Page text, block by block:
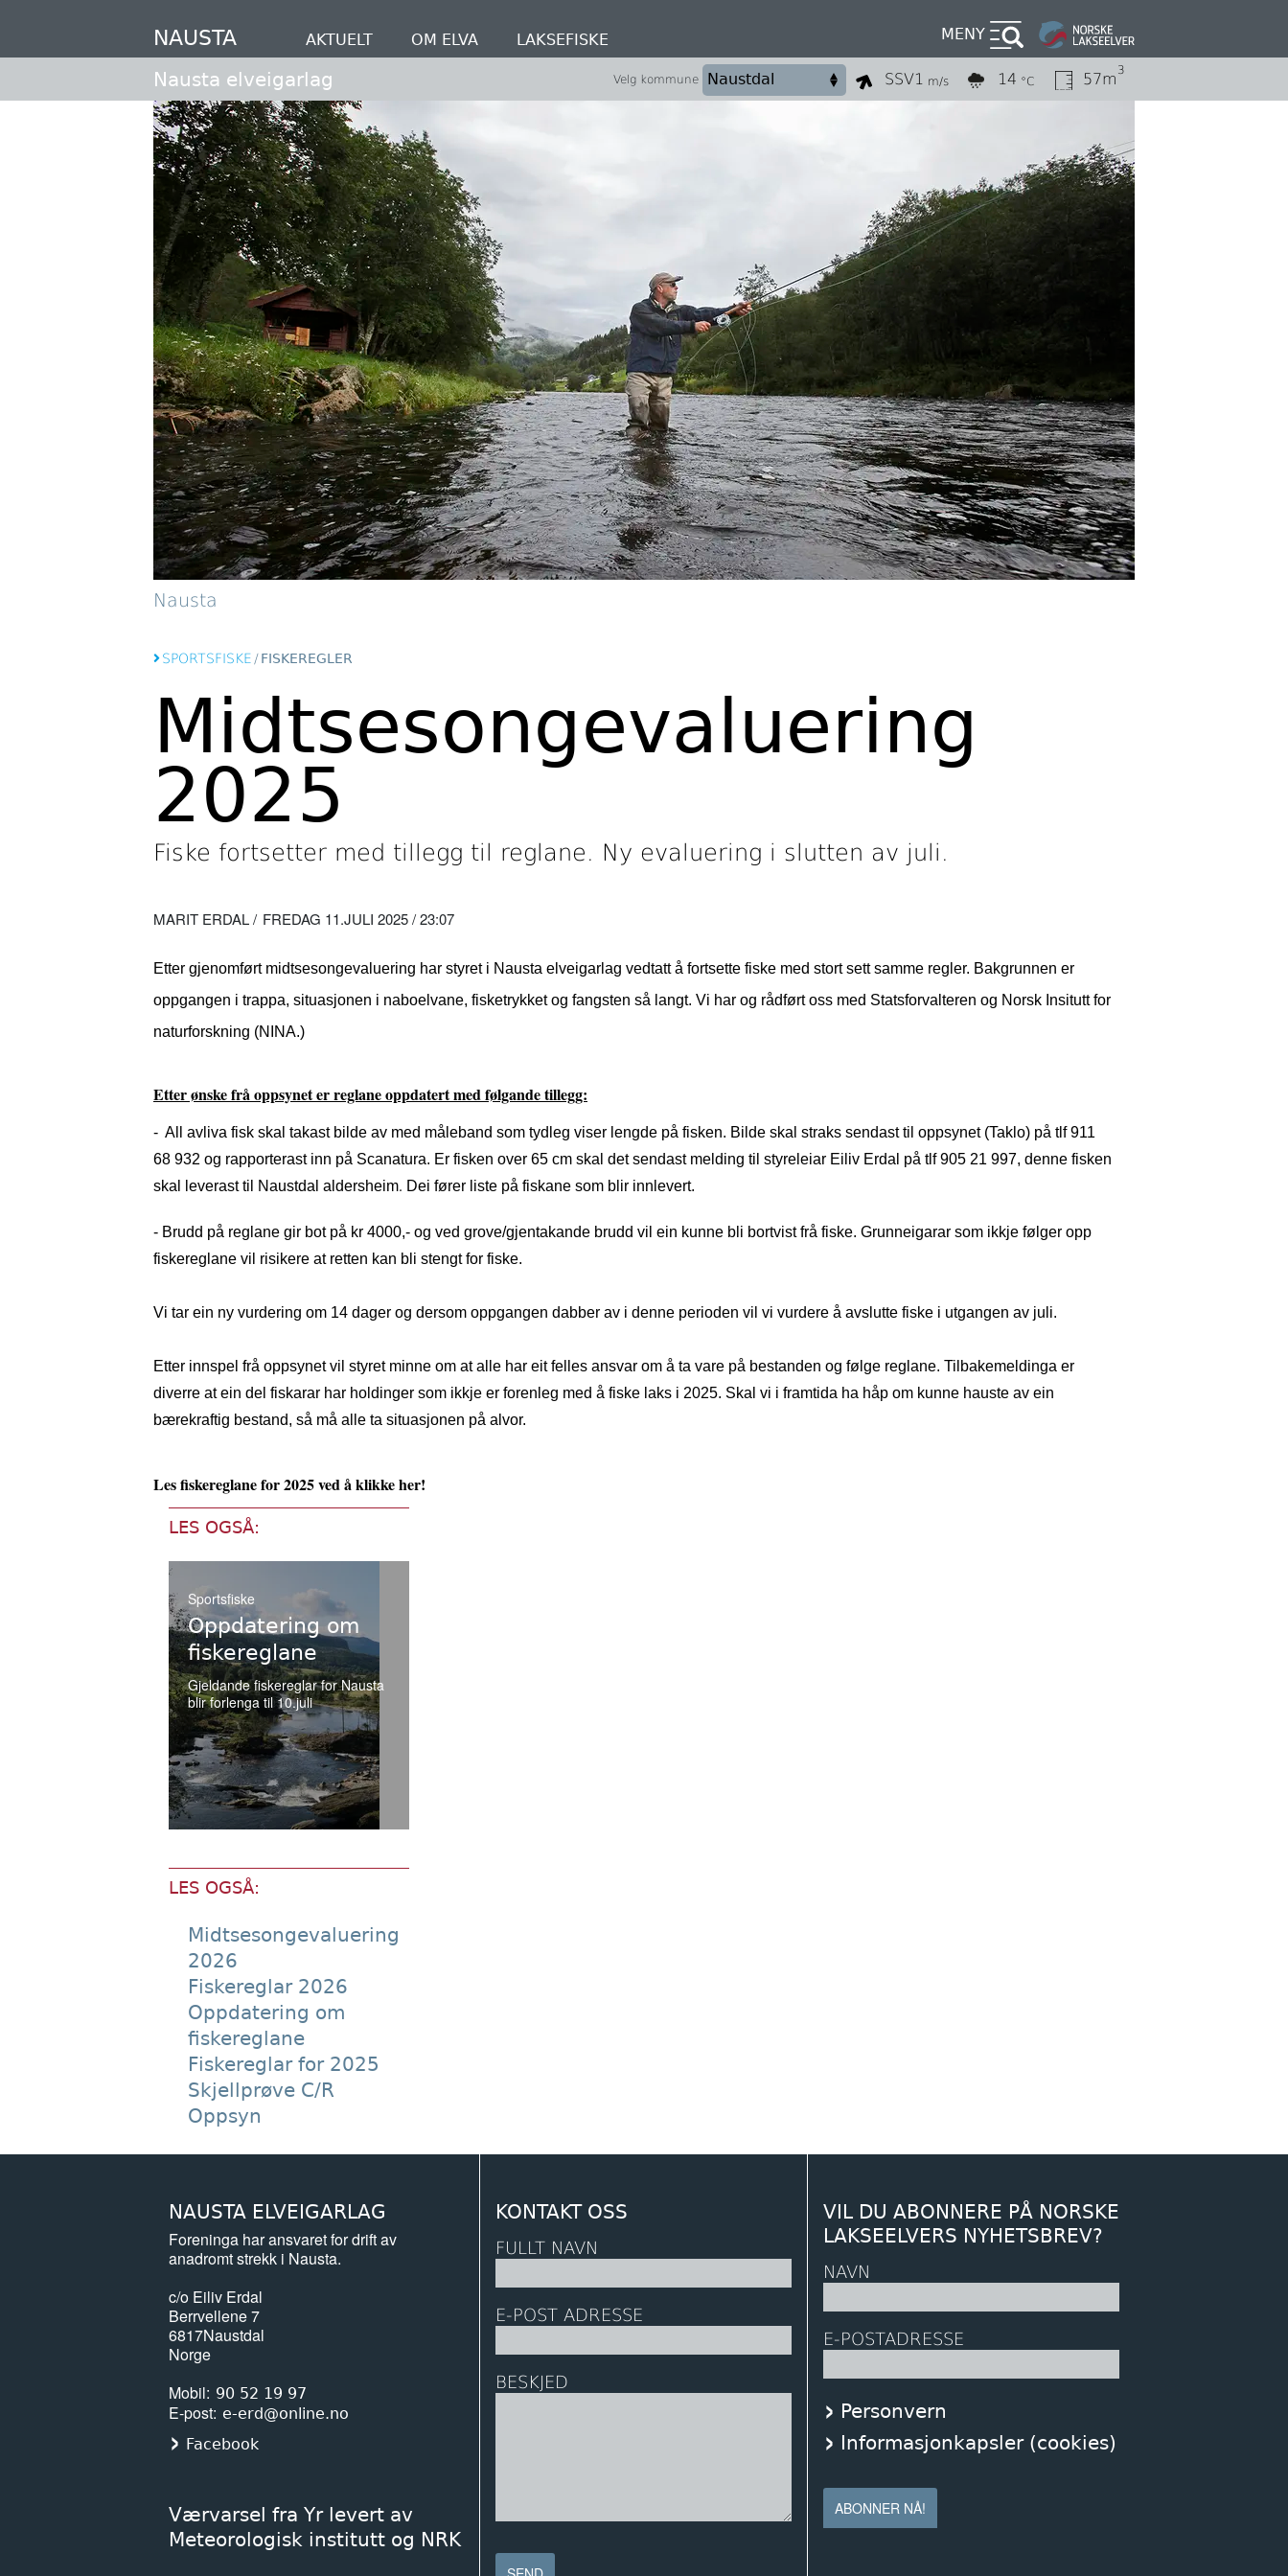
hovedinnhold
NAUSTA AKTUELT OM ELVA LAKSEFISKE MENY
Nausta elveigarlag Velg kommune SSV1 m/s 14 °C 57m 3
Nausta
SPORTSFISKE /FISKEREGLER
Midtsesongevaluering
2025
Fiske fortsetter med tillegg til reglane. Ny evaluering i slutten av juli.
MARIT ERDAL FREDAG 11.JULI 2025 / 23:07
Etter gjenomført midtsesongevaluering har styret i Nausta elveigarlag vedtatt å fortsette fiske med stort sett samme regler. Bakgrunnen er
oppgangen i trappa, situasjonen i naboelvane, fisketrykket og fangsten så langt. Vi har og rådført oss med Statsforvalteren og Norsk Insitutt for
naturforskning (NINA.)
Etter ønske frå oppsynet er reglane oppdatert med følgande tillegg:
- All avliva fisk skal takast bilde av med måleband som tydleg viser lengde på fisken. Bilde skal straks sendast til oppsynet (Taklo) på tlf 911
68 932 og rapporterast inn på Scanatura. Er fisken over 65 cm skal det sendast melding til styreleiar Eiliv Erdal på tlf 905 21 997, denne fisken
skal leverast til Naustdal aldersheim. Dei fører liste på fiskane som blir innlevert.
- Brudd på reglane gir bot på kr 4000,- og ved grove/gjentakande brudd vil ein kunne bli bortvist frå fiske. Grunneigarar som ikkje følger opp
fiskereglane vil risikere at retten kan bli stengt for fiske.
Vi tar ein ny vurdering om 14 dager og dersom oppgangen dabber av i denne perioden vil vi vurdere å avslutte fiske i utgangen av juli.
Etter innspel frå oppsynet vil styret minne om at alle har eit felles ansvar om å ta vare på bestanden og følge reglane. Tilbakemeldinga er
diverre at ein del fiskarar har holdinger som ikkje er forenleg med å fiske laks i 2025. Skal vi i framtida ha håp om kunne hauste av ein
bærekraftig bestand, så må alle ta situasjonen på alvor.
Les fiskereglane for 2025 ved å klikkeher!
LES OGSÅ:
Sportsfiske
Oppdatering om
fiskereglane
Gjeldande fiskereglar for Nausta
blir forlenga til 10.juli
LES OGSÅ:
Midtsesongevaluering
2026
Fiskereglar 2026
Oppdatering om
fiskereglane
Fiskereglar for 2025
Skjellprøve C/R
Oppsyn
NAUSTA ELVEIGARLAG
Foreninga har ansvaret for drift av
anadromt strekk i Nausta.
c/o Eiliv Erdal
Berrvellene 7
6817Naustdal
Norge
Mobil
90 52 19 97
E-post e-erd@online.no
Facebook
Værvarsel fra Yr levert av
Meteorologisk institutt og NRK
KONTAKT OSS
FULLT NAVN
E-POST ADRESSE
BESKJED
VIL DU ABONNERE PÅ NORSKE
LAKSEELVERS NYHETSBREV?
NAVN
E-POSTADRESSE
Personvern
Informasjonkapsler (cookies)